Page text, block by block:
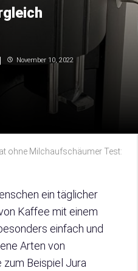
November 10, 2022
ohne Milchaufschäumer Test:
ein täglicher
Kaffee mit einem
einfach und
Arten von
Beispiel Jura